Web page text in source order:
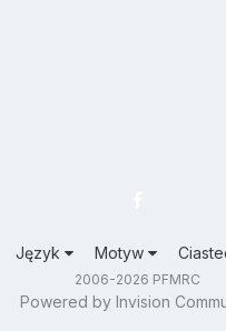
Język Motyw
2006-2026 PFMRC
Powered by Invision